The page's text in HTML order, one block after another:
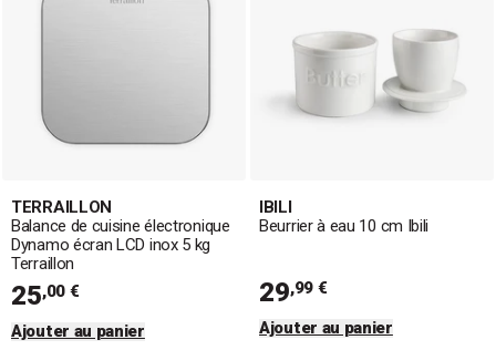
TERRAILLON
Balance de cuisine électronique
Dynamo écran LCD inox 5 kg
Terraillon
25,00 €
Ajouter au panier
IBILI
Beurrier à eau 10 cm Ibili
29,99 €
Ajouter au panier